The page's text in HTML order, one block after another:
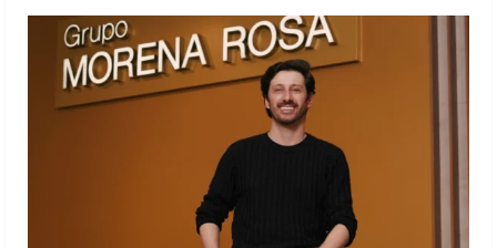
5
4 de agosto de 2026